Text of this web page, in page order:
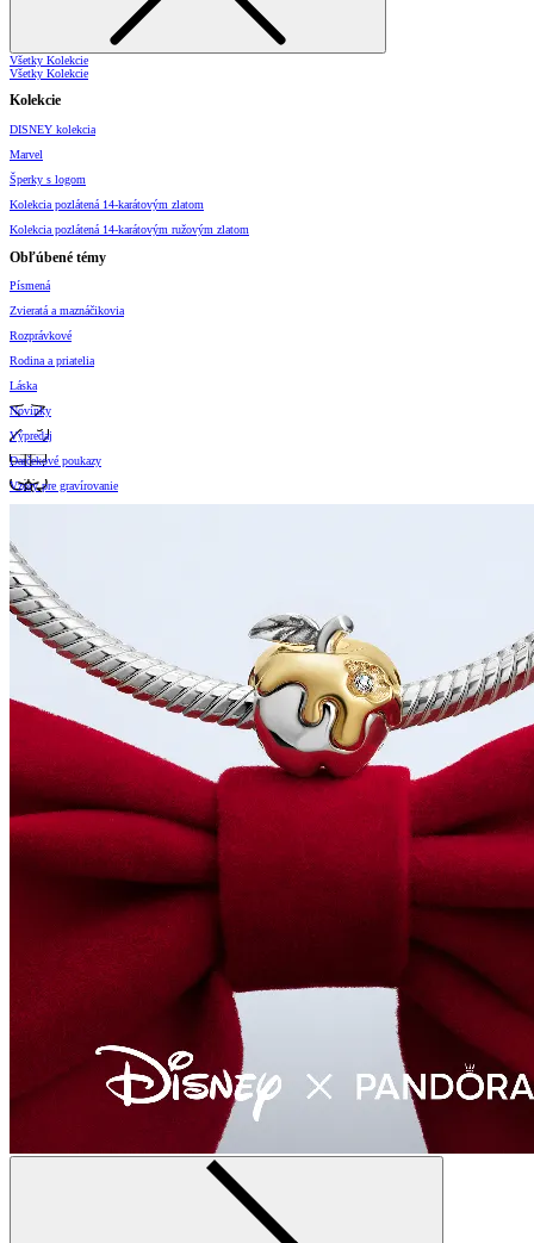
Všetky Kolekcie
Všetky Kolekcie
Kolekcie
DISNEY kolekcia
Marvel
Šperky s logom
Kolekcia pozlátená 14-karátovým zlatom
Kolekcia pozlátená 14-karátovým ružovým zlatom
Obľúbené témy
Písmená
Zvieratá a maznáčikovia
Rozprávkové
Rodina a priatelia
Láska
Novinky
Výpredaj
Darčekové poukazy
Vzory pre gravírovanie